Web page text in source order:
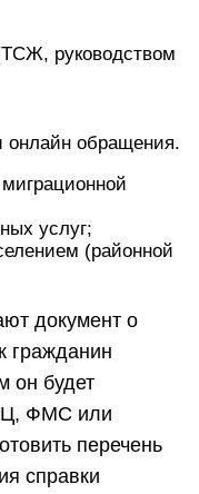
руководством
обращения.
услуг;
(районной
документ о
гражданин
он будет
ФМС или
перечень
справки